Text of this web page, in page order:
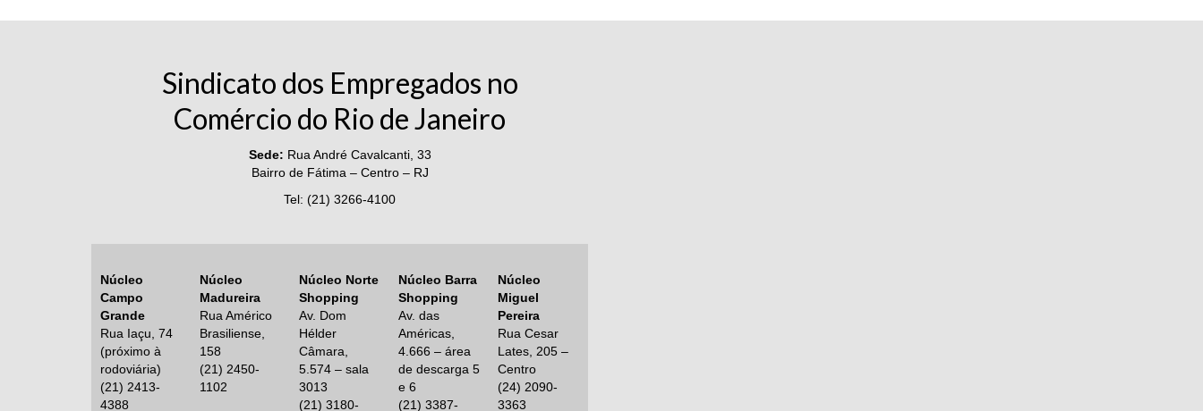
Sindicato dos Empregados no
Comércio do Rio de Janeiro
Sede: Rua André Cavalcanti, 33
Bairro de Fátima – Centro – RJ
Tel: (21) 3266-4100
Núcleo
Campo
Grande
Rua Iaçu, 74
(próximo à
rodoviária)
(21) 2413-
4388
Núcleo
Madureira
Rua Américo
Brasiliense,
158
(21) 2450-
1102
Núcleo Norte
Shopping
Av. Dom
Hélder
Câmara,
5.574 – sala
3013
(21) 3180-
Núcleo Barra
Shopping
Av. das
Américas,
4.666 – área
de descarga 5
e 6
(21) 3387-
Núcleo
Miguel
Pereira
Rua Cesar
Lates, 205 –
Centro
(24) 2090-
3363